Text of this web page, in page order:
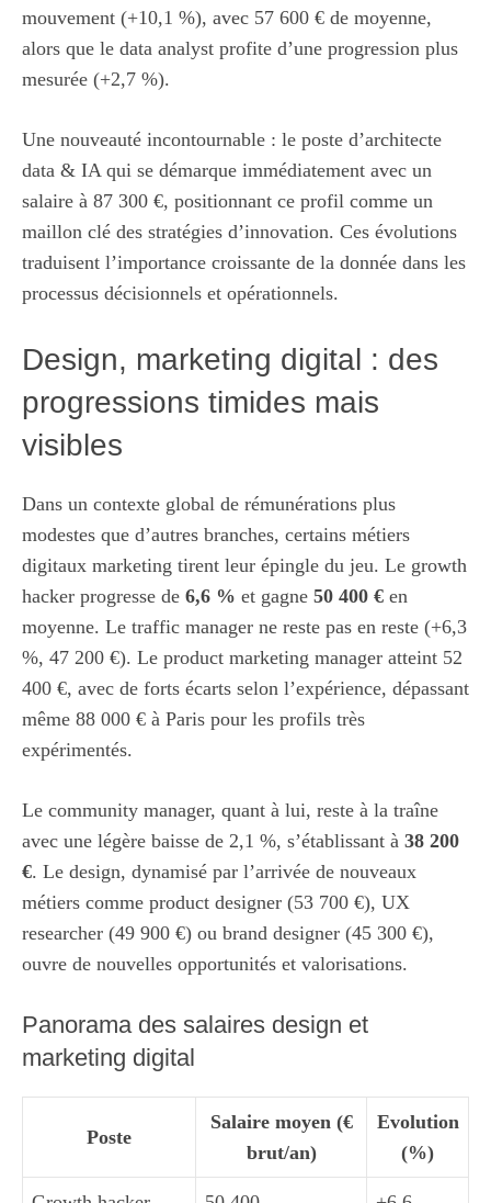
mouvement (+10,1 %), avec 57 600 € de moyenne,
alors que le data analyst profite d’une progression plus
mesurée (+2,7 %).
Une nouveauté incontournable : le poste d’architecte
data & IA qui se démarque immédiatement avec un
salaire à 87 300 €, positionnant ce profil comme un
maillon clé des stratégies d’innovation. Ces évolutions
traduisent l’importance croissante de la donnée dans les
processus décisionnels et opérationnels.
Design, marketing digital : des
progressions timides mais
visibles
Dans un contexte global de rémunérations plus
modestes que d’autres branches, certains métiers
digitaux marketing tirent leur épingle du jeu. Le growth
hacker progresse de 6,6 % et gagne 50 400 € en
moyenne. Le traffic manager ne reste pas en reste (+6,3
%, 47 200 €). Le product marketing manager atteint 52
400 €, avec de forts écarts selon l’expérience, dépassant
même 88 000 € à Paris pour les profils très
expérimentés.
Le community manager, quant à lui, reste à la traîne
avec une légère baisse de 2,1 %, s’établissant à 38 200
€. Le design, dynamisé par l’arrivée de nouveaux
métiers comme product designer (53 700 €), UX
researcher (49 900 €) ou brand designer (45 300 €),
ouvre de nouvelles opportunités et valorisations.
Panorama des salaires design et
marketing digital
Poste
Salaire moyen (€
brut/an)
Evolution
(%)